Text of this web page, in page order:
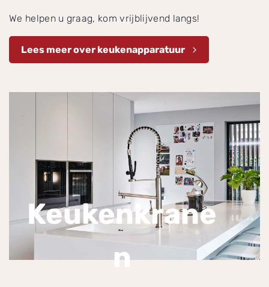
Keukenkrane
n
We helpen u graag, kom vrijblijvend langs!
Lees meer over keukenapparatuur